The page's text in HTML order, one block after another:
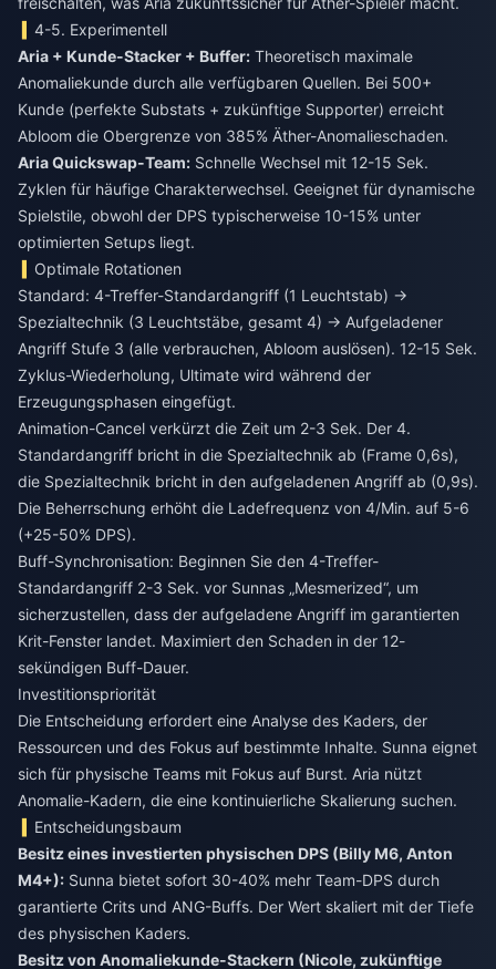
4-5. Experimentell
Aria + Kunde-Stacker + Buffer: Theoretisch maximale
Anomaliekunde durch alle verfügbaren Quellen. Bei 500+
Kunde (perfekte Substats + zukünftige Supporter) erreicht
Abloom die Obergrenze von 385% Äther-Anomalieschaden.
Aria Quickswap-Team: Schnelle Wechsel mit 12-15 Sek.
Zyklen für häufige Charakterwechsel. Geeignet für dynamische
Spielstile, obwohl der DPS typischerweise 10-15% unter
optimierten Setups liegt.
Optimale Rotationen
Standard: 4-Treffer-Standardangriff (1 Leuchtstab) →
Spezialtechnik (3 Leuchtstäbe, gesamt 4) → Aufgeladener
Angriff Stufe 3 (alle verbrauchen, Abloom auslösen). 12-15 Sek.
Zyklus-Wiederholung, Ultimate wird während der
Erzeugungsphasen eingefügt.
Animation-Cancel verkürzt die Zeit um 2-3 Sek. Der 4.
Standardangriff bricht in die Spezialtechnik ab (Frame 0,6s),
die Spezialtechnik bricht in den aufgeladenen Angriff ab (0,9s).
Die Beherrschung erhöht die Ladefrequenz von 4/Min. auf 5-6
(+25-50% DPS).
Buff-Synchronisation: Beginnen Sie den 4-Treffer-
Standardangriff 2-3 Sek. vor Sunnas „Mesmerized“, um
sicherzustellen, dass der aufgeladene Angriff im garantierten
Krit-Fenster landet. Maximiert den Schaden in der 12-
sekündigen Buff-Dauer.
Investitionspriorität
Die Entscheidung erfordert eine Analyse des Kaders, der
Ressourcen und des Fokus auf bestimmte Inhalte. Sunna eignet
sich für physische Teams mit Fokus auf Burst. Aria nützt
Anomalie-Kadern, die eine kontinuierliche Skalierung suchen.
Entscheidungsbaum
Besitz eines investierten physischen DPS (Billy M6, Anton
M4+): Sunna bietet sofort 30-40% mehr Team-DPS durch
garantierte Crits und ANG-Buffs. Der Wert skaliert mit der Tiefe
des physischen Kaders.
Besitz von Anomaliekunde-Stackern (Nicole, zukünftige